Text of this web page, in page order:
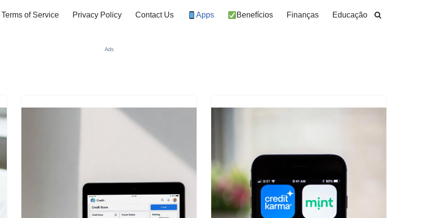
Terms of Service Privacy Policy Contact Us Apps Benefícios Finanças Educação
Ads